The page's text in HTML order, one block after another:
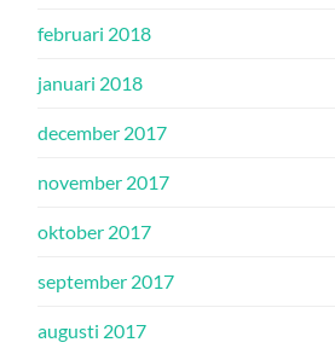
februari 2018
januari 2018
december 2017
november 2017
oktober 2017
september 2017
augusti 2017